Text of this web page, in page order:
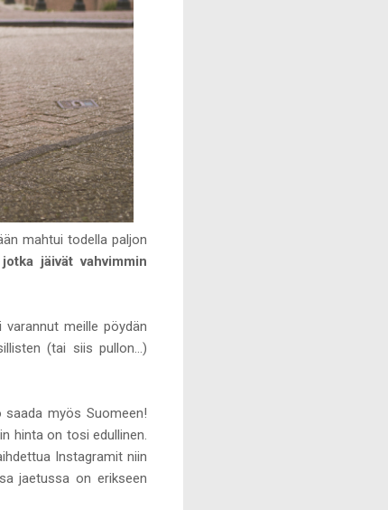
mahtui todella paljon
jäivät vahvimmin
meille pöydän
(tai siis pullon...)
myös Suomeen!
hinta on tosi edullinen.
Instagramit niin
jaetussa on erikseen